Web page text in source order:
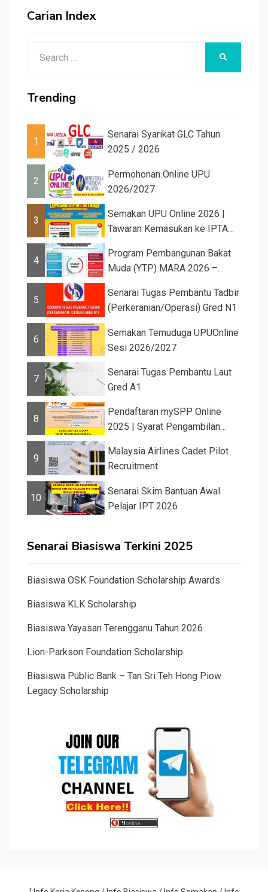
Carian Index
Trending
1
Senarai Syarikat GLC Tahun
2025 / 2026
2
Permohonan Online UPU
2026/2027
3
Semakan UPU Online 2026 |
Tawaran Kemasukan ke IPTA
4
Program Pembangunan Bakat
Muda (YTP) MARA 2026 –
5
Senarai Tugas Pembantu Tadbir
(Perkeranian/Operasi) Gred N1
6
Semakan Temuduga UPUOnline
Sesi 2026/2027
7
Senarai Tugas Pembantu Laut
Gred A1
8
Pendaftaran mySPP Online
2025 | Syarat Pengambilan
9
Malaysia Airlines Cadet Pilot
Recruitment
10
Senarai Skim Bantuan Awal
Pelajar IPT 2026
Senarai Biasiswa Terkini 2025
Biasiswa OSK Foundation Scholarship Awards
Biasiswa KLK Scholarship
Biasiswa Yayasan Terengganu Tahun 2026
Lion-Parkson Foundation Scholarship
Biasiswa Public Bank – Tan Sri Teh Hong Piow
Legacy Scholarship